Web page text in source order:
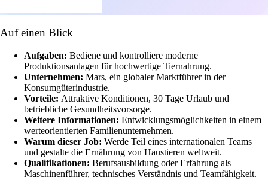
Auf einen Blick
Aufgaben: Bediene und kontrolliere moderne
Produktionsanlagen für hochwertige Tiernahrung.
Unternehmen: Mars, ein globaler Marktführer in der
Konsumgüterindustrie.
Vorteile: Attraktive Konditionen, 30 Tage Urlaub und
betriebliche Gesundheitsvorsorge.
Weitere Informationen: Entwicklungsmöglichkeiten in einem
werteorientierten Familienunternehmen.
Warum dieser Job: Werde Teil eines internationalen Teams
und gestalte die Ernährung von Haustieren weltweit.
Qualifikationen: Berufsausbildung oder Erfahrung als
Maschinenführer, technisches Verständnis und Teamfähigkeit.